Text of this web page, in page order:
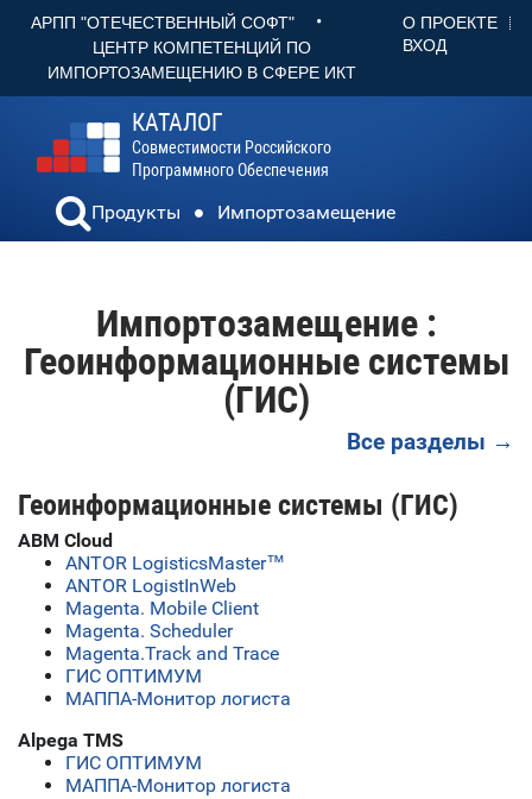
АРПП "ОТЕЧЕСТВЕННЫЙ СОФТ" •
ЦЕНТР КОМПЕТЕНЦИЙ ПО
ИМПОРТОЗАМЕЩЕНИЮ В СФЕРЕ ИКТ
О ПРОЕКТЕ
ВХОД
КАТАЛОГ
Совместимости Российского
Программного Обеспечения
Продукты Импортозамещение
Импортозамещение :
Геоинформационные системы
(ГИС)
Все разделы →
Геоинформационные системы (ГИС)
ABM Cloud
ANTOR LogisticsMaster™
ANTOR LogistInWeb
Magenta. Mobile Client
Magenta. Scheduler
Magenta.Track and Trace
ГИС ОПТИМУМ
МАППА-Монитор логиста
Alpega TMS
ГИС ОПТИМУМ
МАППА-Монитор логиста